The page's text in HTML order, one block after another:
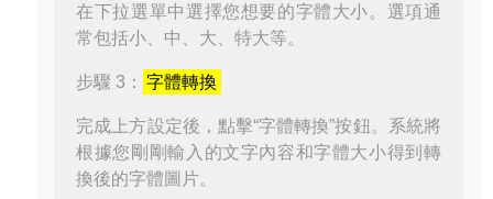
在下拉選單中選擇您想要的字體大小。選項通
常包括小、中、大、特大等。
步驟 3： 字體轉換
完成上方設定後，點擊“字體轉換”按鈕。系統將
根據您剛剛輸入的文字內容和字體大小得到轉
換後的字體圖片。